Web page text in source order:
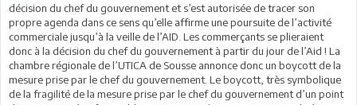
décision du chef du gouvernement et s’est autorisée de tracer son
propre agenda dans ce sens qu’elle affirme une poursuite de l’activité
commerciale jusqu’à la veille de l’AID. Les commerçants se plieraient
donc à la décision du chef du gouvernement à partir du jour de l’Aid ! La
chambre régionale de l’UTICA de Sousse annonce donc un boycott de la
mesure prise par le chef du gouvernement. Le boycott, très symbolique
de la fragilité de la mesure prise par le chef du gouvernement d’un point